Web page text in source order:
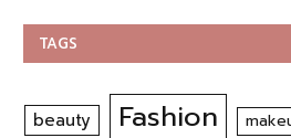
TAGS
beauty Fashion